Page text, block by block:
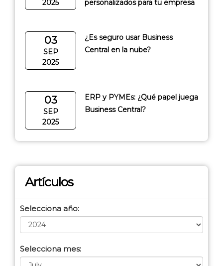
2025 personalizados para tu empresa
03
SEP
2025
¿Es seguro usar Business
Central en la nube?
03
SEP
2025
ERP y PYMEs: ¿Qué papel juega
Business Central?
Artículos
Selecciona año:
Selecciona mes: